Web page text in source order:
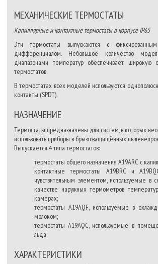
МЕХАНИЧЕСКИЕ ТЕРМОСТАТЫ
Капиллярные и контактные термостаты в корпусе IP65
Эти термостаты выпускаются с
дифференциалом. Небольшое количество
диапазонами температур обеспечивает широкую
термостатов.
В термостатах всех моделей используются
контакты (SPDT).
НАЗНАЧЕНИЕ
Термостаты предназначены для систем, в которых
использовать приборы в брызгозащищённых
Выпускается 4 типа термостатов:
термостаты общего назначения А19ARC с
контактные термостаты A19BRC и
чувствительным элементом, используемые в
качестве наружных термометров
камерах;
термостаты A19AQF, используемые в
молоком;
термостаты A19AQС, используемые в
льда.
ХАРАКТЕРИСТИКИ